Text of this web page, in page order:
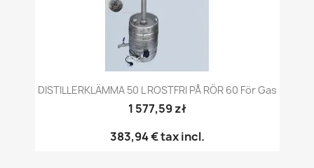
DISTILLERKLÄMMA 50 L ROSTFRI PÅ RÖR 60 För Gas
1 577,59 zł
383,94 €tax incl.